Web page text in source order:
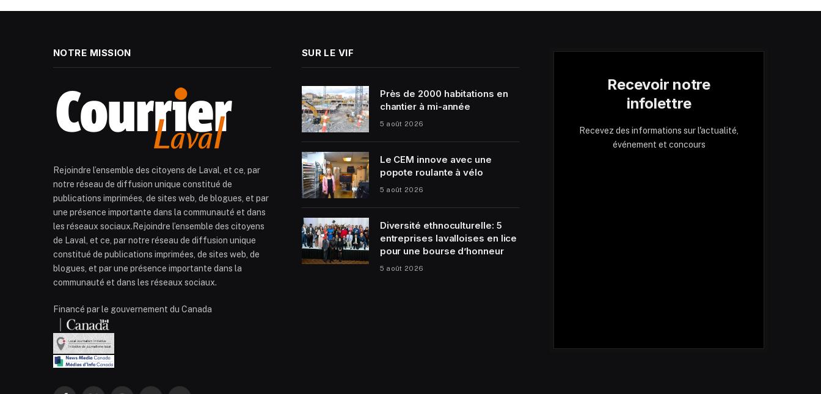
NOTRE MISSION
Rejoindre l’ensemble des citoyens de Laval, et ce, par
notre réseau de diffusion unique constitué de
publications imprimées, de sites web, de blogues, et par
une présence importante dans la communauté et dans
les réseaux sociaux.Rejoindre l’ensemble des citoyens
de Laval, et ce, par notre réseau de diffusion unique
constitué de publications imprimées, de sites web, de
blogues, et par une présence importante dans la
communauté et dans les réseaux sociaux.
Financé par le gouvernement du Canada
SUR LE VIF
Près de 2000 habitations en
chantier à mi-année
5 août 2026
Le CEM innove avec une
popote roulante à vélo
5 août 2026
Diversité ethnoculturelle: 5
entreprises lavalloises en lice
pour une bourse d’honneur
5 août 2026
Recevoir notre
infolettre
Recevez des informations sur l'actualité,
événement et concours